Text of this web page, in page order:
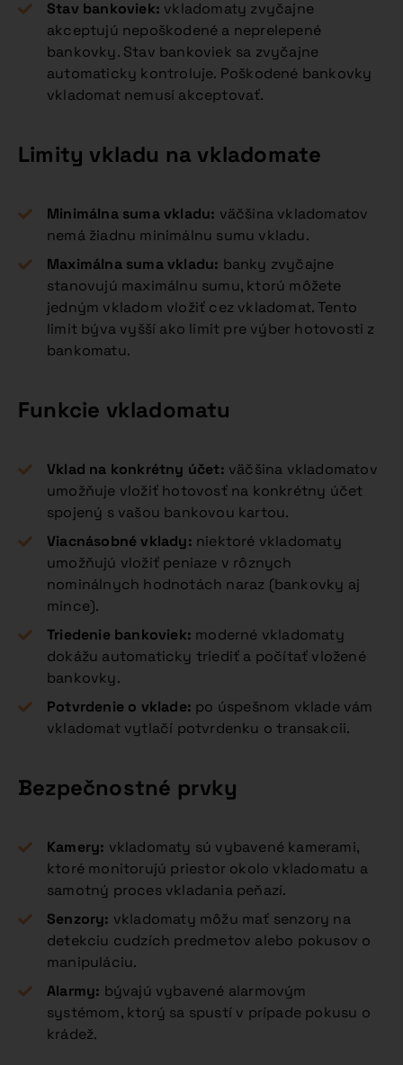
Stav bankoviek: vkladomaty zvyčajne
akceptujú nepoškodené a neprelepené
bankovky. Stav bankoviek sa zvyčajne
automaticky kontroluje. Poškodené bankovky
vkladomat nemusí akceptovať.
Limity vkladu na vkladomate
Minimálna suma vkladu: väčšina vkladomatov
nemá žiadnu minimálnu sumu vkladu.
Maximálna suma vkladu: banky zvyčajne
stanovujú maximálnu sumu, ktorú môžete
jedným vkladom vložiť cez vkladomat. Tento
limit býva vyšší ako limit pre výber hotovosti z
bankomatu.
Funkcie vkladomatu
Vklad na konkrétny účet: väčšina vkladomatov
umožňuje vložiť hotovosť na konkrétny účet
spojený s vašou bankovou kartou.
Viacnásobné vklady: niektoré vkladomaty
umožňujú vložiť peniaze v rôznych
nominálnych hodnotách naraz (bankovky aj
mince).
Triedenie bankoviek: moderné vkladomaty
dokážu automaticky triediť a počítať vložené
bankovky.
Potvrdenie o vklade: po úspešnom vklade vám
vkladomat vytlačí potvrdenku o transakcii.
Bezpečnostné prvky
Kamery: vkladomaty sú vybavené kamerami,
ktoré monitorujú priestor okolo vkladomatu a
samotný proces vkladania peňazí.
Senzory: vkladomaty môžu mať senzory na
detekciu cudzích predmetov alebo pokusov o
manipuláciu.
Alarmy: bývajú vybavené alarmovým
systémom, ktorý sa spustí v prípade pokusu o
krádež.